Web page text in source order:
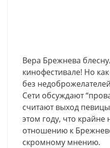
Вера Брежнева
кинофестивале! Но
без
Сети обсуждают
считают выход
этом году, что крайне
отношению к
скромному мнению.